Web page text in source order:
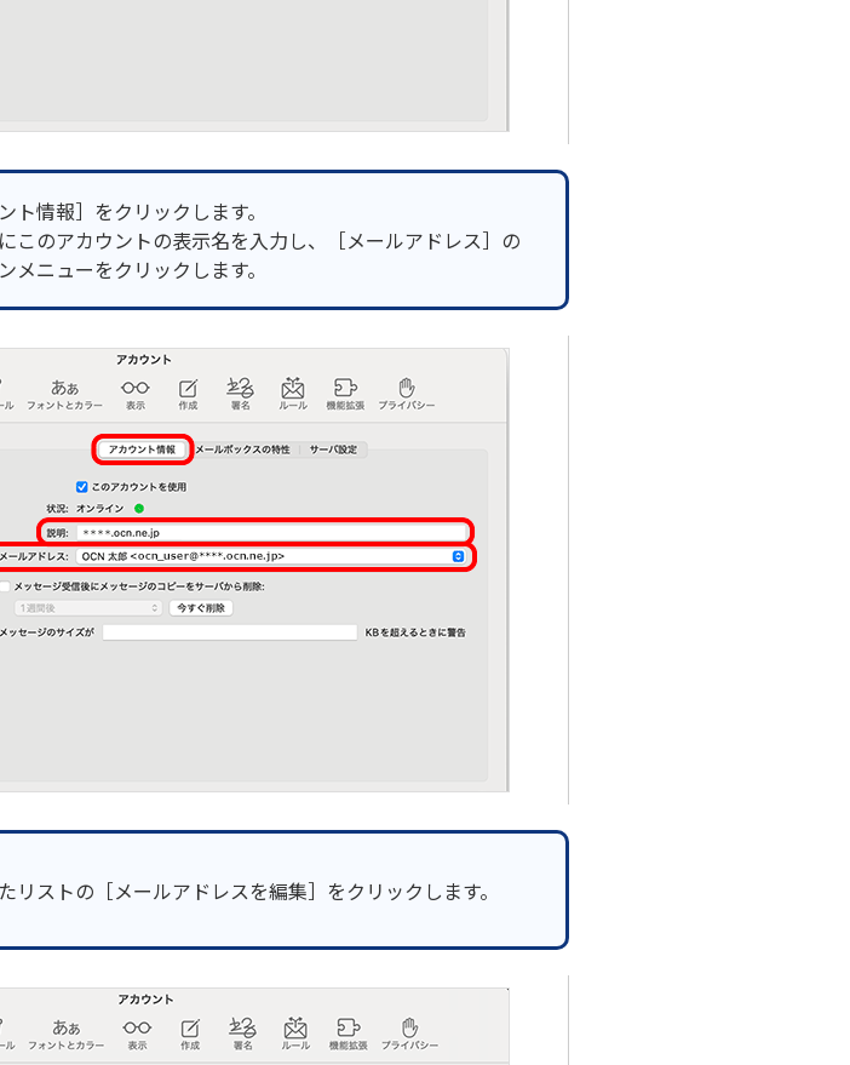
ト情報］をクリックします。
にこのアカウントの表示名を入力し、［メールアドレス］の
メニューをクリックします。
リストの［メールアドレスを編集］をクリックします。